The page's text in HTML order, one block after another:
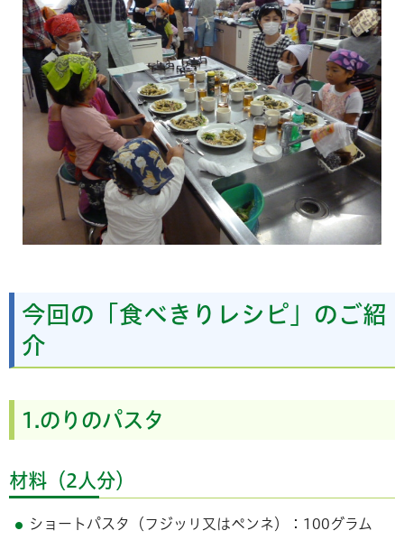
今回の「食べきりレシピ」のご紹
介
1.のりのパスタ
材料（2人分）
ショートパスタ（フジッリ又はペンネ）：100グラム